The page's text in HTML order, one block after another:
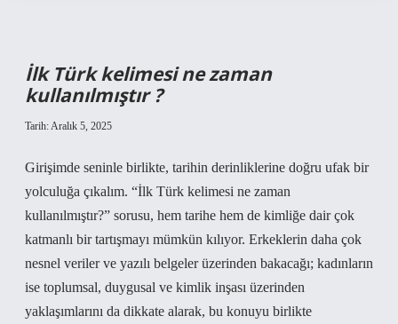
İlk Türk kelimesi ne zaman
kullanılmıştır ?
Tarih: Aralık 5, 2025
Girişimde seninle birlikte, tarihin derinliklerine doğru ufak bir
yolculuğa çıkalım. “İlk Türk kelimesi ne zaman
kullanılmıştır?” sorusu, hem tarihe hem de kimliğe dair çok
katmanlı bir tartışmayı mümkün kılıyor. Erkeklerin daha çok
nesnel veriler ve yazılı belgeler üzerinden bakacağı; kadınların
ise toplumsal, duygusal ve kimlik inşası üzerinden
yaklaşımlarını da dikkate alarak, bu konuyu birlikte